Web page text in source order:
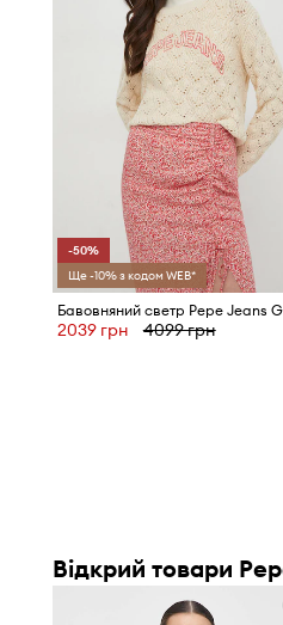
-50%
Ще -10% з кодом WEB*
2039 грн 4099 грн
Відкрий товари